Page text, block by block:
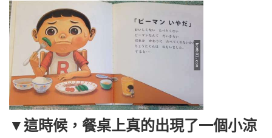
▼這時候，餐桌上真的出現了一個小涼